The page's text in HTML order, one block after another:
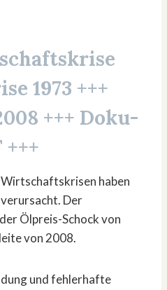
1973 +++
+++ Doku-
haben
Der
Ölpreis-Schock von
von 2008.
und fehlerhafte